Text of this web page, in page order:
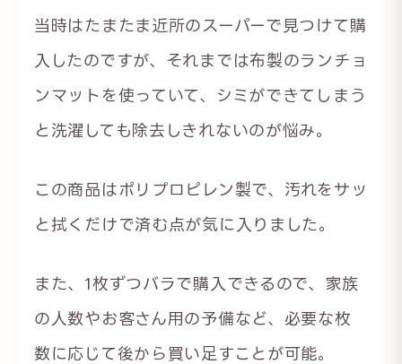
当時はたまたま近所のスーパーで見つけて購
入したのですが、それまでは布製のランチョ
ンマットを使っていて、シミができてしまう
と洗濯しても除去しきれないのが悩み。
この商品はポリプロピレン製で、汚れをサッ
と拭くだけで済む点が気に入りました。
また、1枚ずつバラで購入できるので、家族
の人数やお客さん用の予備など、必要な枚
数に応じて後から買い足すことが可能。